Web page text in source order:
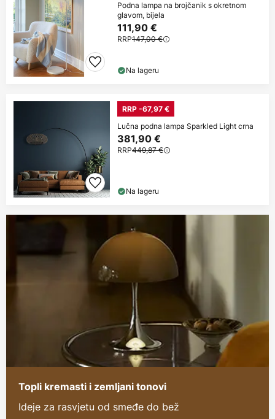
Podna lampa na brojčanik s okretnom
glavom, bijela
111,90 €
RRP147,00 €
Na lageru
RRP -67,97 €
Lučna podna lampa Sparkled Light crna
381,90 €
RRP449,87 €
Na lageru
Topli kremasti i zemljani tonovi
Ideje za rasvjetu od smeđe do bež